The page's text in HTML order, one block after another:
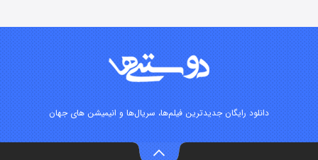
دانلود رایگان جدیدترین فیلم‌ها، سریال‌ها و انیمیشن های جهان